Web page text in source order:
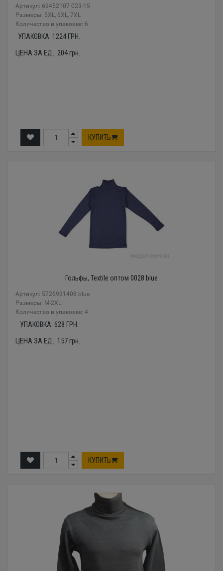
Артикул: 69452107 023-15
Размеры: 5XL, 6XL, 7XL
Количество в упаковке: 6
УПАКОВКА: 1224 ГРН.
ЦЕНА ЗА ЕД.: 204грн.
КУПИТЬ
Гольфы, Textile оптом 0028 blue
Артикул: 5726931408 blue
Размеры: M-2XL
Количество в упаковке: 4
УПАКОВКА: 628 ГРН.
ЦЕНА ЗА ЕД.: 157грн.
КУПИТЬ